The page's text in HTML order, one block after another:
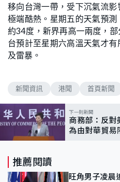
移向台灣一帶，受下沉氣流影
極端酷熱。星期五的天氣預
約34度，新界再高一兩度，
台預計至星期六高溫天氣才
及雷暴。
新聞資訊 港聞 首頁新聞
下一則新聞
商務部：反對
為由對華貿易
推薦閱讀
旺角男子凌